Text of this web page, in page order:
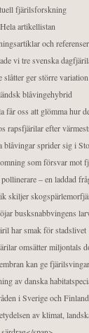
fjärilsforskning
Hela artikellistan
och referenser
vi tre svenska
slåtter ger större variation
blåvingehybrid
får oss att glömma hur
rapsfjärilar efter
blåvingar sprider sig i
som försvar mot
– en laddad
skiljer
busksnabbvingens
har smak för stadslivet
omsätter miljontals
kan ge
av danska
i Sverige och
av klimat,